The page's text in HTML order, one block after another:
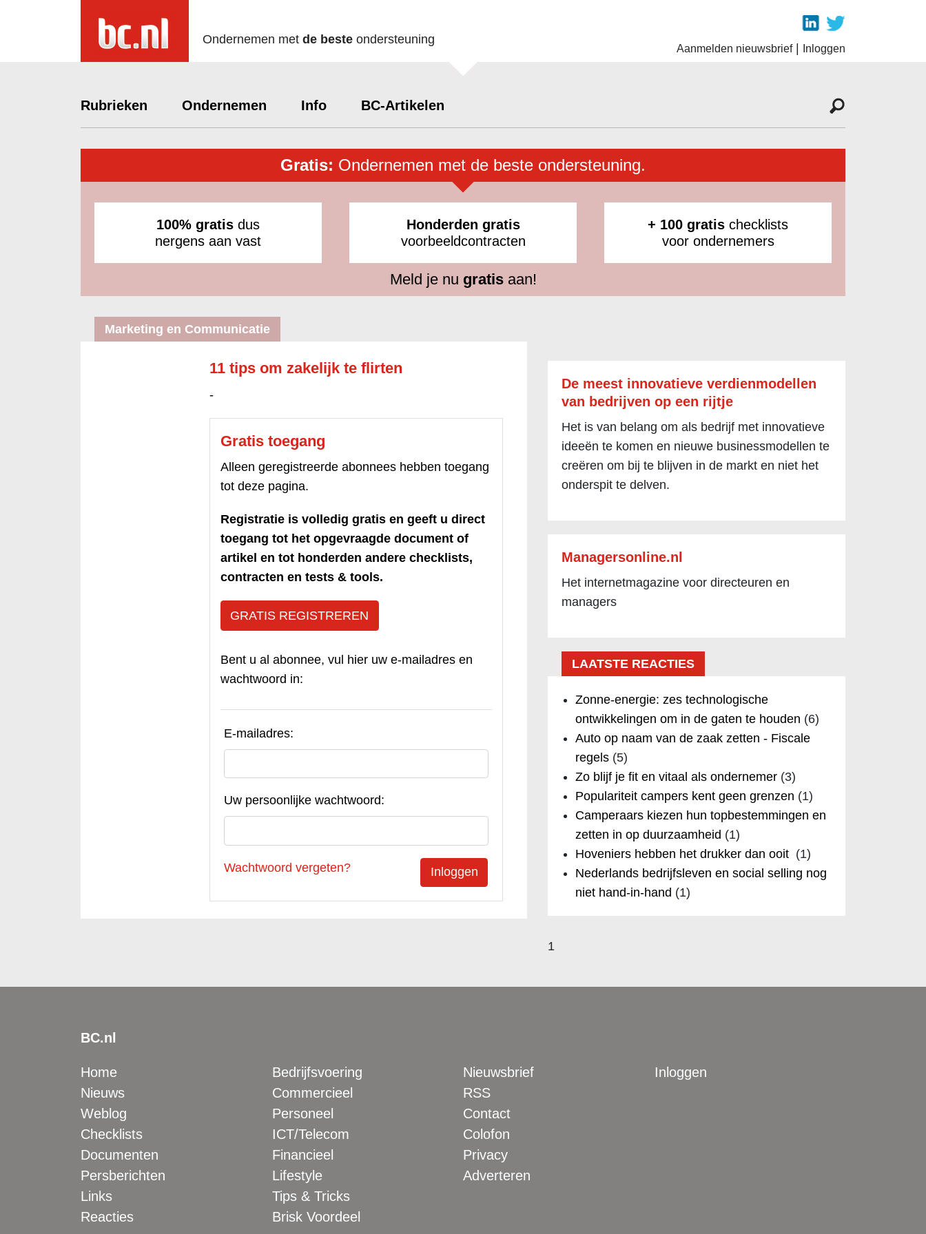
Ondernemen met de beste ondersteuning
Aanmelden nieuwsbrief| Inloggen
Rubrieken Ondernemen Info BC-Artikelen
Gratis: Ondernemen met de beste ondersteuning.
100% gratis dus
nergens aan vast
Honderden gratis
voorbeeldcontracten
+ 100 gratis checklists
voor ondernemers
Meld je nu gratisaan!
Marketing en Communicatie
11 tips om zakelijk te flirten
-
Gratis toegang
Alleen geregistreerde abonnees hebben toegang
tot deze pagina.
Registratie is volledig gratis en geeft u direct
toegang tot het opgevraagde document of
artikel en tot honderden andere checklists,
contracten en tests & tools.
GRATIS REGISTREREN
Bent u al abonnee, vul hier uw e-mailadres en
wachtwoord in:
E-mailadres:
Uw persoonlijke wachtwoord:
Wachtwoord vergeten?
De meest innovatieve verdienmodellen
van bedrijven op een rijtje
Het is van belang om als bedrijf met innovatieve
ideeën te komen en nieuwe businessmodellen te
creëren om bij te blijven in de markt en niet het
onderspit te delven.
Managersonline.nl
Het internetmagazine voor directeuren en
managers
LAATSTE REACTIES
Zonne-energie: zes technologische
ontwikkelingen om in de gaten te houden (6)
Auto op naam van de zaak zetten - Fiscale
regels(5)
Zo blijf je fit en vitaal als ondernemer(3)
Populariteit campers kent geen grenzen (1)
Camperaars kiezen hun topbestemmingen en
zetten in op duurzaamheid (1)
Hoveniers hebben het drukker dan ooit (1)
Nederlands bedrijfsleven en social selling nog
niet hand-in-hand (1)
1
BC.nl
Home
Nieuws
Weblog
Checklists
Documenten
Persberichten
Links
Reacties
Bedrijfsvoering
Commercieel
Personeel
ICT/Telecom
Financieel
Lifestyle
Tips & Tricks
Brisk Voordeel
Nieuwsbrief
RSS
Contact
Colofon
Privacy
Adverteren
Inloggen